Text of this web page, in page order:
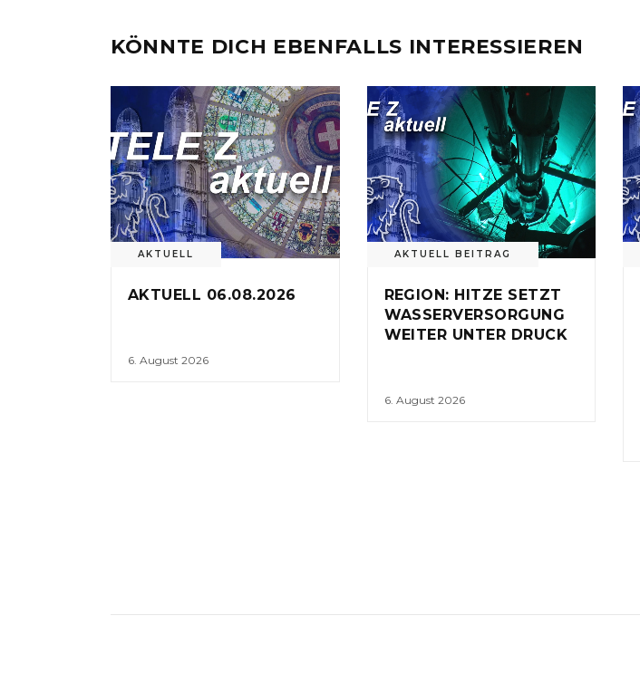
KÖNNTE DICH EBENFALLS INTERESSIEREN
AKTUELL
AKTUELL 06.08.2026
6. August 2026
AKTUELL BEITRAG
REGION: HITZE SETZT
WASSERVERSORGUNG
WEITER UNTER DRUCK
6. August 2026